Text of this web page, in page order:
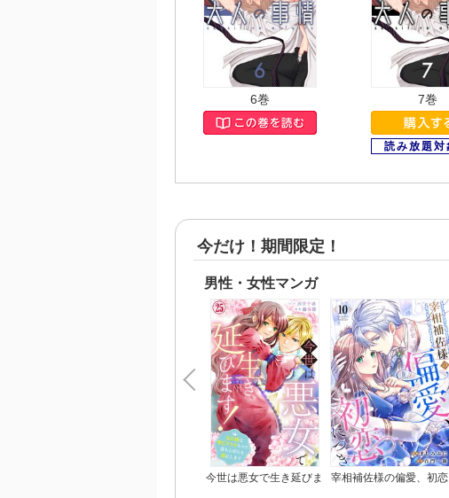
6巻 7巻
今だけ！期間限定！
男性・女性マンガ
今世は悪女で生き延びま
宰相補佐様の偏愛、初恋